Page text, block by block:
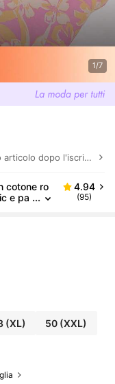
1/7
dopo l'iscrizione.
cotone ro
e pa
4.94
(95)
(XL) 50 (XXL)